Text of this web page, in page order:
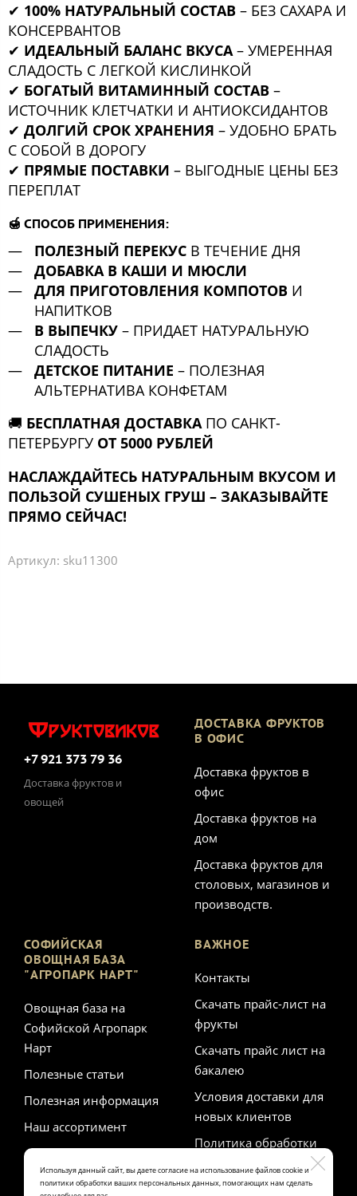
Используя данный сайт, вы даете согласие на использование файлов cookie и
политики обработки ваших персональных данных, помогающих нам сделать
✔ 100% НАТУРАЛЬНЫЙ СОСТАВ – БЕЗ САХАРА И
КОНСЕРВАНТОВ
✔ ИДЕАЛЬНЫЙ БАЛАНС ВКУСА– УМЕРЕННАЯ
СЛАДОСТЬ С ЛЕГКОЙ КИСЛИНКОЙ
✔ БОГАТЫЙ ВИТАМИННЫЙ СОСТАВ –
ИСТОЧНИК КЛЕТЧАТКИ И АНТИОКСИДАНТОВ
✔ ДОЛГИЙ СРОК ХРАНЕНИЯ – УДОБНО БРАТЬ
С СОБОЙ В ДОРОГУ
✔ ПРЯМЫЕ ПОСТАВКИ – ВЫГОДНЫЕ ЦЕНЫ БЕЗ
ПЕРЕПЛАТ
🍯 СПОСОБ ПРИМЕНЕНИЯ:
ПОЛЕЗНЫЙ ПЕРЕКУС В ТЕЧЕНИЕ ДНЯ
ДОБАВКА В КАШИ И МЮСЛИ
ДЛЯ ПРИГОТОВЛЕНИЯ КОМПОТОВ И
НАПИТКОВ
В ВЫПЕЧКУ – ПРИДАЕТ НАТУРАЛЬНУЮ
СЛАДОСТЬ
ДЕТСКОЕ ПИТАНИЕ – ПОЛЕЗНАЯ
АЛЬТЕРНАТИВА КОНФЕТАМ
🚚 БЕСПЛАТНАЯ ДОСТАВКАПО САНКТ-
ПЕТЕРБУРГУ ОТ 5000 РУБЛЕЙ
НАСЛАЖДАЙТЕСЬ НАТУРАЛЬНЫМ ВКУСОМ И
ПОЛЬЗОЙ СУШЕНЫХ ГРУШ – ЗАКАЗЫВАЙТЕ
ПРЯМО СЕЙЧАС!
Артикул: sku11300
+7 921 373 79 36
Доставка фруктов и
овощей
ДОСТАВКА ФРУКТОВ
В ОФИС
Доставка фруктов в
офис
Доставка фруктов на
дом
Доставка фруктов для
столовых, магазинов и
производств.
СОФИЙСКАЯ
ОВОЩНАЯ БАЗА
"АГРОПАРК НАРТ"
Овощная база на
Софийской Агропарк
Нарт
Полезные статьи
Полезная информация
Наш ассортимент
ВАЖНОЕ
Контакты
Скачать прайс-лист на
фрукты
Скачать прайс лист на
бакалею
Условия доставки для
новых клиентов
Политика обработки
персональных данных